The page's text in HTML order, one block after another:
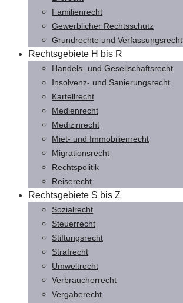
Familienrecht
Gewerblicher Rechtsschutz
Grundrechte und Verfassungsrecht
Rechtsgebiete H bis R
Handels- und Gesellschaftsrecht
Insolvenz- und Sanierungsrecht
Kartellrecht
Medienrecht
Medizinrecht
Miet- und Immobilienrecht
Migrationsrecht
Rechtspolitik
Reiserecht
Rechtsgebiete S bis Z
Sozialrecht
Steuerrecht
Stiftungsrecht
Strafrecht
Umweltrecht
Verbraucherrecht
Vergaberecht